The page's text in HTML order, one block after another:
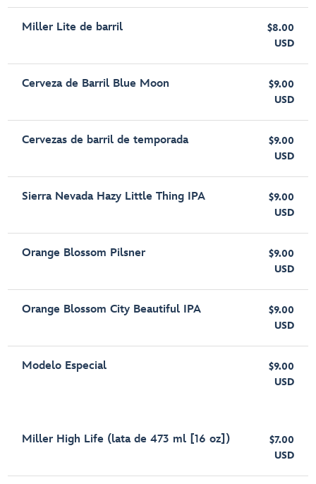
Miller Lite de barril
$8.00
USD
Cerveza de Barril Blue Moon
$9.00
USD
Cervezas de barril de temporada
$9.00
USD
Sierra Nevada Hazy Little Thing IPA
$9.00
USD
Orange Blossom Pilsner
$9.00
USD
Orange Blossom City Beautiful IPA
$9.00
USD
Modelo Especial
$9.00
USD
Miller High Life (lata de 473 ml [16 oz])
$7.00
USD